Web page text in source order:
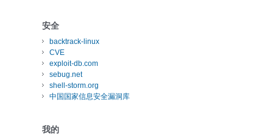
安全
backtrack-linux
CVE
exploit-db.com
sebug.net
shell-storm.org
中国国家信息安全漏洞库
我的